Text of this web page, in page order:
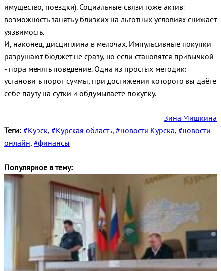
имущество, поездки). Социальные связи тоже актив:
возможность занять у близких на льготных условиях снижает
уязвимость.
И, наконец, дисциплина в мелочах. Импульсивные покупки
разрушают бюджет не сразу, но если становятся привычкой
- пора менять поведение. Одна из простых методик:
установить порог суммы, при достижении которого вы даёте
себе паузу на сутки и обдумываете покупку.
Зина Мишкина
Теги: #Курск, #Курская область, #новости Курска, #новости
онлайн, #финансы
Популярное в тему: